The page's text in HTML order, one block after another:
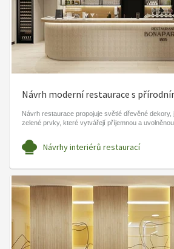
Návrh moderní restaurace s
Návrh restaurace propojuje světlé dřevěné dekory,
zelené prvky, které vytvářejí příjemnou a
Návrhy interiérů restaurací